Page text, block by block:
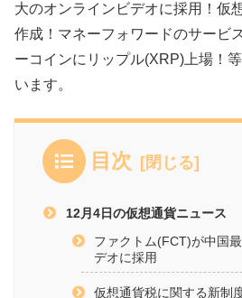
大のオンラインビデオに採用！仮
作成！マネーフォワードのサービ
ーコインにリップル(XRP)上場！
います。
目次
12月4日の仮想通貨ニュース
ファクトム(FCT)が中国
デオに採用
仮想通貨税に関する新制